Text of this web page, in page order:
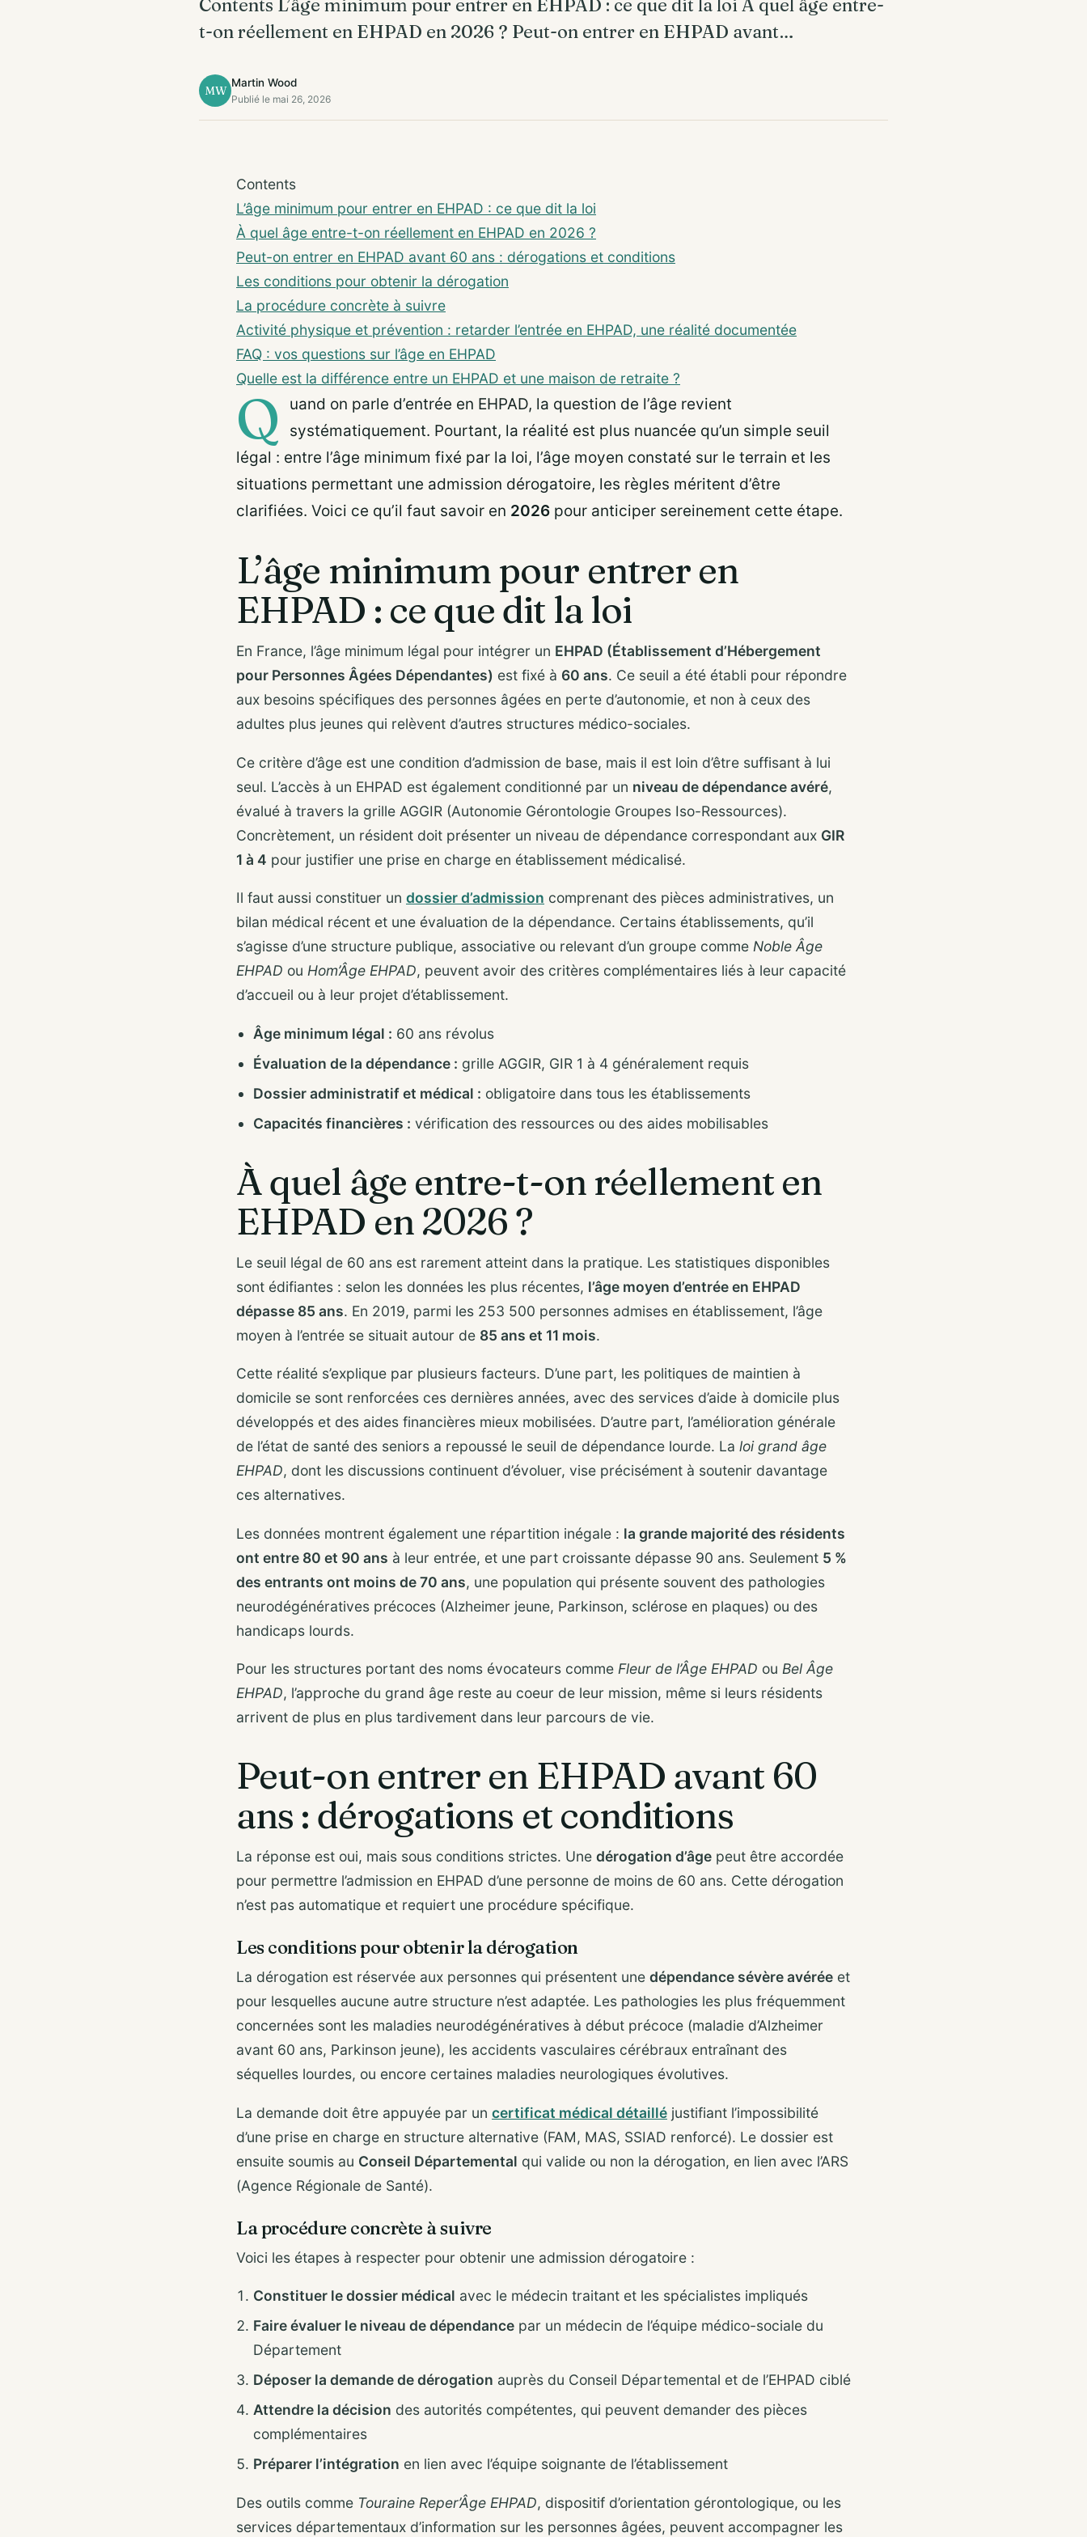
Contents L’âge minimum pour entrer en EHPAD : ce que dit la loi À quel âge entre-
t-on réellement en EHPAD en 2026 ? Peut-on entrer en EHPAD avant…
MW
Martin Wood
Publié le mai 26, 2026
Contents
L’âge minimum pour entrer en EHPAD : ce que dit la loi
À quel âge entre-t-on réellement en EHPAD en 2026 ?
Peut-on entrer en EHPAD avant 60 ans : dérogations et conditions
Les conditions pour obtenir la dérogation
La procédure concrète à suivre
Activité physique et prévention : retarder l’entrée en EHPAD, une réalité documentée
FAQ : vos questions sur l’âge en EHPAD
Quelle est la différence entre un EHPAD et une maison de retraite ?
Q
uand on parle d’entrée en EHPAD, la question de l’âge revient
systématiquement. Pourtant, la réalité est plus nuancée qu’un simple seuil
légal : entre l’âge minimum fixé par la loi, l’âge moyen constaté sur le terrain et les
situations permettant une admission dérogatoire, les règles méritent d’être
clarifiées. Voici ce qu’il faut savoir en 2026 pour anticiper sereinement cette étape.
L’âge minimum pour entrer en
EHPAD : ce que dit la loi
En France, l’âge minimum légal pour intégrer un EHPAD (Établissement d’Hébergement
pour Personnes Âgées Dépendantes) est fixé à 60 ans. Ce seuil a été établi pour répondre
aux besoins spécifiques des personnes âgées en perte d’autonomie, et non à ceux des
adultes plus jeunes qui relèvent d’autres structures médico-sociales.
Ce critère d’âge est une condition d’admission de base, mais il est loin d’être suffisant à lui
seul. L’accès à un EHPAD est également conditionné par un niveau de dépendance avéré,
évalué à travers la grille AGGIR (Autonomie Gérontologie Groupes Iso-Ressources).
Concrètement, un résident doit présenter un niveau de dépendance correspondant aux GIR
1 à 4 pour justifier une prise en charge en établissement médicalisé.
Il faut aussi constituer un dossier d’admission comprenant des pièces administratives, un
bilan médical récent et une évaluation de la dépendance. Certains établissements, qu’il
s’agisse d’une structure publique, associative ou relevant d’un groupe comme Noble Âge
EHPAD ou Hom’Âge EHPAD, peuvent avoir des critères complémentaires liés à leur capacité
d’accueil ou à leur projet d’établissement.
Âge minimum légal : 60 ans révolus
Évaluation de la dépendance : grille AGGIR, GIR 1 à 4 généralement requis
Dossier administratif et médical : obligatoire dans tous les établissements
Capacités financières : vérification des ressources ou des aides mobilisables
À quel âge entre-t-on réellement en
EHPAD en 2026 ?
Le seuil légal de 60 ans est rarement atteint dans la pratique. Les statistiques disponibles
sont édifiantes : selon les données les plus récentes, l’âge moyen d’entrée en EHPAD
dépasse 85 ans. En 2019, parmi les 253 500 personnes admises en établissement, l’âge
moyen à l’entrée se situait autour de 85 ans et 11 mois.
Cette réalité s’explique par plusieurs facteurs. D’une part, les politiques de maintien à
domicile se sont renforcées ces dernières années, avec des services d’aide à domicile plus
développés et des aides financières mieux mobilisées. D’autre part, l’amélioration générale
de l’état de santé des seniors a repoussé le seuil de dépendance lourde. La loi grand âge
EHPAD, dont les discussions continuent d’évoluer, vise précisément à soutenir davantage
ces alternatives.
Les données montrent également une répartition inégale : la grande majorité des résidents
ont entre 80 et 90 ans à leur entrée, et une part croissante dépasse 90 ans. Seulement 5 %
des entrants ont moins de 70 ans, une population qui présente souvent des pathologies
neurodégénératives précoces (Alzheimer jeune, Parkinson, sclérose en plaques) ou des
handicaps lourds.
Pour les structures portant des noms évocateurs comme Fleur de l’Âge EHPAD ou Bel Âge
EHPAD, l’approche du grand âge reste au coeur de leur mission, même si leurs résidents
arrivent de plus en plus tardivement dans leur parcours de vie.
Peut-on entrer en EHPAD avant 60
ans : dérogations et conditions
La réponse est oui, mais sous conditions strictes. Une dérogation d’âge peut être accordée
pour permettre l’admission en EHPAD d’une personne de moins de 60 ans. Cette dérogation
n’est pas automatique et requiert une procédure spécifique.
Les conditions pour obtenir la dérogation
La dérogation est réservée aux personnes qui présentent une dépendance sévère avérée et
pour lesquelles aucune autre structure n’est adaptée. Les pathologies les plus fréquemment
concernées sont les maladies neurodégénératives à début précoce (maladie d’Alzheimer
avant 60 ans, Parkinson jeune), les accidents vasculaires cérébraux entraînant des
séquelles lourdes, ou encore certaines maladies neurologiques évolutives.
La demande doit être appuyée par un certificat médical détaillé justifiant l’impossibilité
d’une prise en charge en structure alternative (FAM, MAS, SSIAD renforcé). Le dossier est
ensuite soumis au Conseil Départemental qui valide ou non la dérogation, en lien avec l’ARS
(Agence Régionale de Santé).
La procédure concrète à suivre
Voici les étapes à respecter pour obtenir une admission dérogatoire :
Constituer le dossier médical avec le médecin traitant et les spécialistes impliqués
Faire évaluer le niveau de dépendance par un médecin de l’équipe médico-sociale du
Département
Déposer la demande de dérogation auprès du Conseil Départemental et de l’EHPAD ciblé
Attendre la décision des autorités compétentes, qui peuvent demander des pièces
complémentaires
Préparer l’intégration en lien avec l’équipe soignante de l’établissement
Des outils comme Touraine Reper’Âge EHPAD, dispositif d’orientation gérontologique, ou les
services départementaux d’information sur les personnes âgées, peuvent accompagner les